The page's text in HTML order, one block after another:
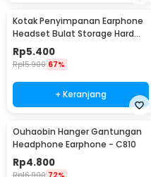
Kotak Penyimpanan Earphone
Headset Bulat Storage Hard
Case EVA - LHJ
Rp5.400
Rp15.900 67%
+ Keranjang
Ouhaobin Hanger Gantungan
Headphone Earphone - C810
Rp4.800